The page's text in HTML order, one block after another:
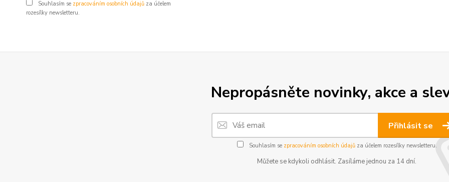
Souhlasím se zpracováním osobních údajů za účelem
rozesílky newsletteru.
Nepropásněte novinky, akce a
Přihlásit se
Souhlasím se zpracováním osobních údajůza účelem rozesílky newsletteru.
Můžete se kdykoli odhlásit. Zasíláme jednou za 14 dní.